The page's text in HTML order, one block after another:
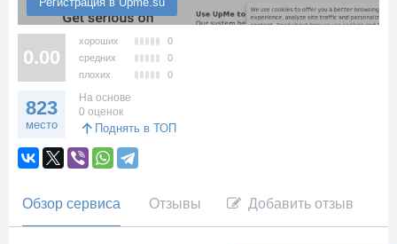
0.00
хороших
0
средних
0
плохих
0
823
место
На основе
0 оценок
Поднять в ТОП
Обзор сервиса Отзывы Добавить отзыв